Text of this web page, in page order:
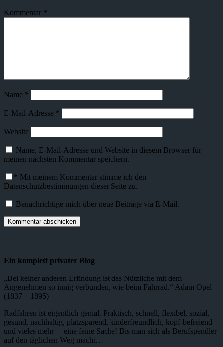
Kommentar *
Name *
E-Mail-Adresse *
Website
Name, E-Mail-Adresse und Website in diesem Browser für
meinen nächsten Kommentar speichern.
* Mit meinem Kommentar stimme ich den
Datenschutzbestimmungen dieser Seite zu.
Benachrichtige mich über neue Beiträge via E-Mail.
Ein komplett privater Blog
„Bei keiner anderen Erfindung ist das Nützliche mit dem
Angenehmen so innig verbunden, wie beim Fahrrad.“ Adam Opel
(1837 – 1895)
Radfahren ist eigentlich genial. Praktisch, schnell, flexibel, sozial,
gesund, nachhaltig, platzsparend, kinderfreundlich, kopf-befreiend
und vieles mehr – eine feine Sache! Bis man sich als Berufspendler
auf den täglichen Weg macht…